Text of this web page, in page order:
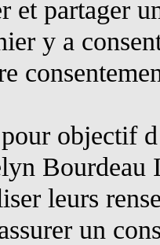
et partager
y a
objectif
Bourdeau
leurs
un